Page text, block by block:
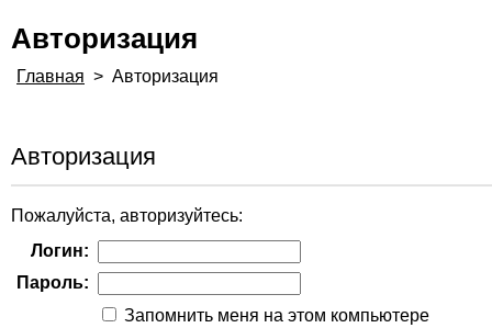
Авторизация
Главная > Авторизация
Авторизация
Пожалуйста, авторизуйтесь:
Логин:
Пароль:
Запомнить меня на этом компьютере